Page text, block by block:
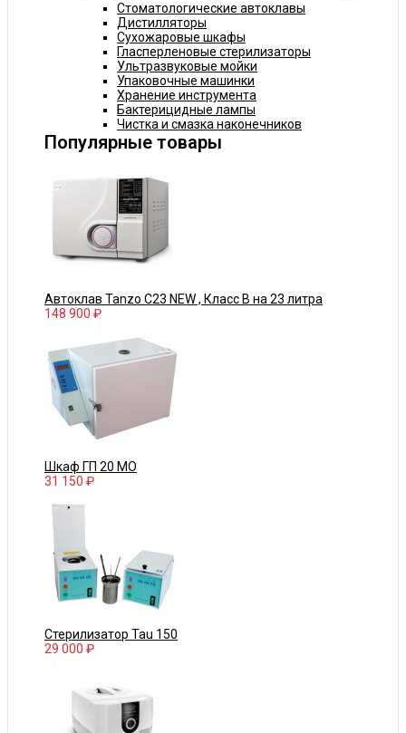
Стоматологические автоклавы
Дистилляторы
Сухожаровые шкафы
Гласперленовые стерилизаторы
Ультразвуковые мойки
Упаковочные машинки
Хранение инструмента
Бактерицидные лампы
Чистка и смазка наконечников
Популярные товары
Автоклав Tanzo C23 NEW , Класс В на 23 литра
148 900 ₽
Шкаф ГП 20 МО
31 150 ₽
Стерилизатор Tau 150
29 000 ₽